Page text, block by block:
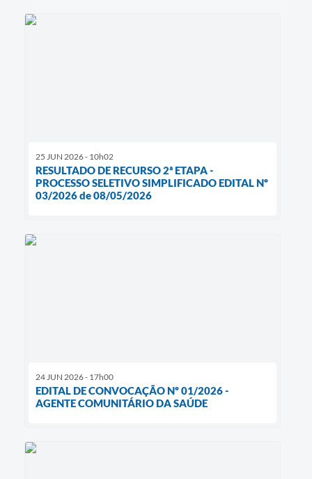
25 JUN 2026 - 10h02
RESULTADO DE RECURSO 2ª ETAPA -
PROCESSO SELETIVO SIMPLIFICADO EDITAL Nº
03/2026 de 08/05/2026
24 JUN 2026 - 17h00
EDITAL DE CONVOCAÇÃO Nº 01/2026 -
AGENTE COMUNITÁRIO DA SAÚDE